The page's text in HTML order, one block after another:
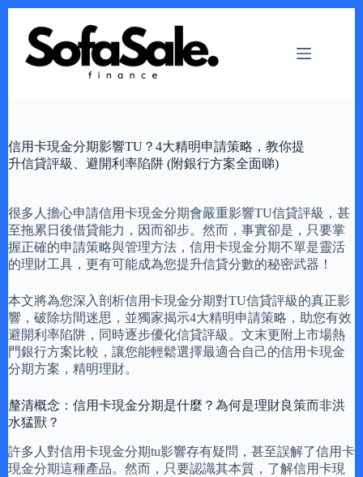
content
信用卡現金分期影響TU？4大精明申請策略，教你提
升信貸評級、避開利率陷阱 (附銀行方案全面睇)
很多人擔心申請信用卡現金分期會嚴重影響TU信貸評級，甚
至拖累日後借貸能力，因而卻步。然而，事實卻是，只要掌
握正確的申請策略與管理方法，信用卡現金分期不單是靈活
的理財工具，更有可能成為您提升信貸分數的秘密武器！
本文將為您深入剖析信用卡現金分期對TU信貸評級的真正影
響，破除坊間迷思，並獨家揭示4大精明申請策略，助您有效
避開利率陷阱，同時逐步優化信貸評級。文末更附上市場熱
門銀行方案比較，讓您能輕鬆選擇最適合自己的信用卡現金
分期方案，精明理財。
釐清概念：信用卡現金分期是什麼？為何是理財良策而非洪
水猛獸？
許多人對信用卡現金分期tu影響存有疑問，甚至誤解了信用卡
現金分期這種產品。然而，只要認識其本質，了解信用卡現